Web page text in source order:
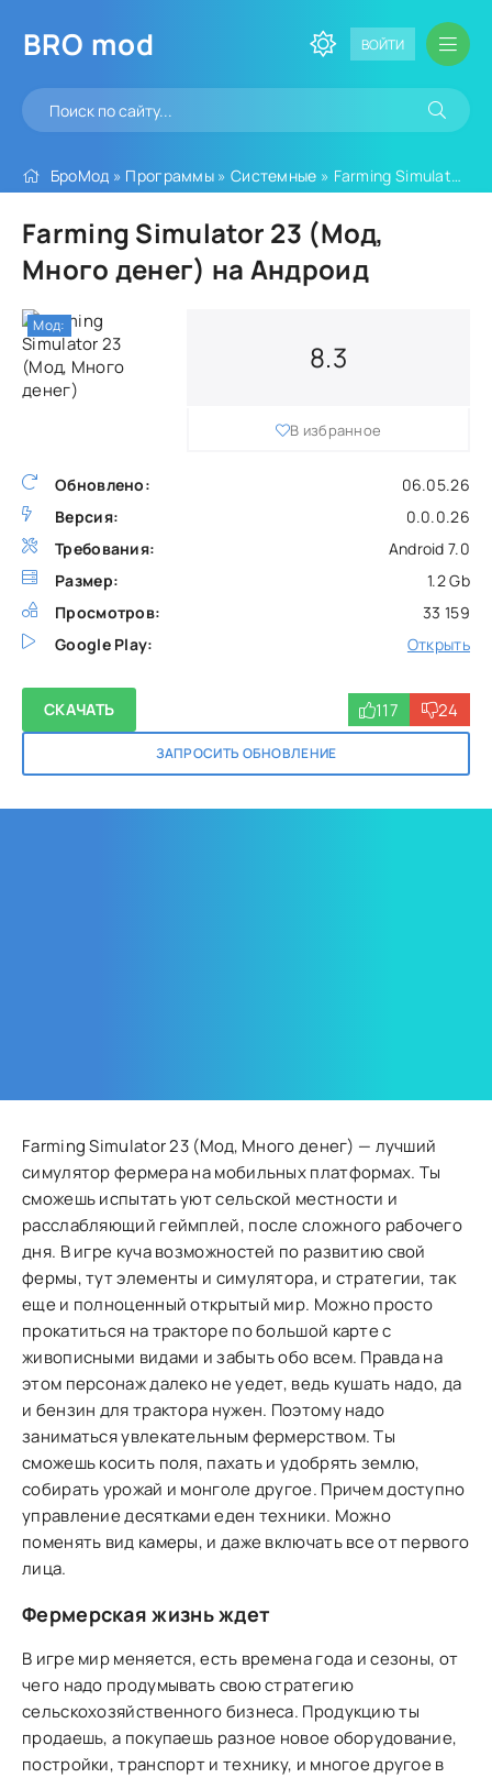
BRO mod ВОЙТИ
БроМод » Программы » Системные » Farming Simulator 23 (Мод, Много денег)
Farming Simulator 23 (Мод,
Много денег) на Андроид
Обновлено:
06.05.26
Версия:
0.0.0.26
Требования:
Android 7.0
Размер:
1.2 Gb
Просмотров:
33 159
Google Play:
Открыть
8.3
В избранное
СКАЧАТЬ
ЗАПРОСИТЬ ОБНОВЛЕНИЕ
117 24
Мод:
Farming Simulator 23 (Мод, Много денег) — лучший
симулятор фермера на мобильных платформах. Ты
сможешь испытать уют сельской местности и
расслабляющий геймплей, после сложного рабочего
дня. В игре куча возможностей по развитию свой
фермы, тут элементы и симулятора, и стратегии, так
еще и полноценный открытый мир. Можно просто
прокатиться на тракторе по большой карте с
живописными видами и забыть обо всем. Правда на
этом персонаж далеко не уедет, ведь кушать надо, да
и бензин для трактора нужен. Поэтому надо
заниматься увлекательным фермерством. Ты
сможешь косить поля, пахать и удобрять землю,
собирать урожай и монголе другое. Причем доступно
управление десятками еден техники. Можно
поменять вид камеры, и даже включать все от первого
лица.
Фермерская жизнь ждет
В игре мир меняется, есть времена года и сезоны, от
чего надо продумывать свою стратегию
сельскохозяйственного бизнеса. Продукцию ты
продаешь, а покупаешь разное новое оборудование,
постройки, транспорт и технику, и многое другое в